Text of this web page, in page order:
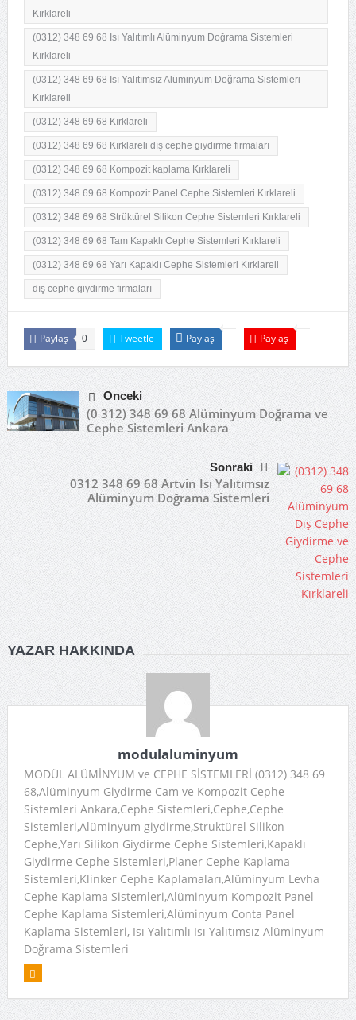
Kırklareli
(0312) 348 69 68 Isı Yalıtımlı Alüminyum Doğrama Sistemleri
Kırklareli
(0312) 348 69 68 Isı Yalıtımsız Alüminyum Doğrama Sistemleri
Kırklareli
(0312) 348 69 68 Kırklareli
(0312) 348 69 68 Kırklareli dış cephe giydirme firmaları
(0312) 348 69 68 Kompozit kaplama Kırklareli
(0312) 348 69 68 Kompozit Panel Cephe Sistemleri Kırklareli
(0312) 348 69 68 Strüktürel Silikon Cephe Sistemleri Kırklareli
(0312) 348 69 68 Tam Kapaklı Cephe Sistemleri Kırklareli
(0312) 348 69 68 Yarı Kapaklı Cephe Sistemleri Kırklareli
dış cephe giydirme firmaları
Paylaş 0 Tweetle Paylaş Paylaş
Önceki
(0 312) 348 69 68 Alüminyum Doğrama ve
Cephe Sistemleri Ankara
Sonraki
0312 348 69 68 Artvin Isı Yalıtımsız
Alüminyum Doğrama Sistemleri
YAZAR HAKKINDA
modulaluminyum
MODÜL ALÜMİNYUM ve CEPHE SİSTEMLERİ (0312) 348 69
68,Alüminyum Giydirme Cam ve Kompozit Cephe
Sistemleri Ankara,Cephe Sistemleri,Cephe,Cephe
Sistemleri,Alüminyum giydirme,Struktürel Silikon
Cephe,Yarı Silikon Giydirme Cephe Sistemleri,Kapaklı
Giydirme Cephe Sistemleri,Planer Cephe Kaplama
Sistemleri,Klinker Cephe Kaplamaları,Alüminyum Levha
Cephe Kaplama Sistemleri,Alüminyum Kompozit Panel
Cephe Kaplama Sistemleri,Alüminyum Conta Panel
Kaplama Sistemleri, Isı Yalıtımlı Isı Yalıtımsız Alüminyum
Doğrama Sistemleri